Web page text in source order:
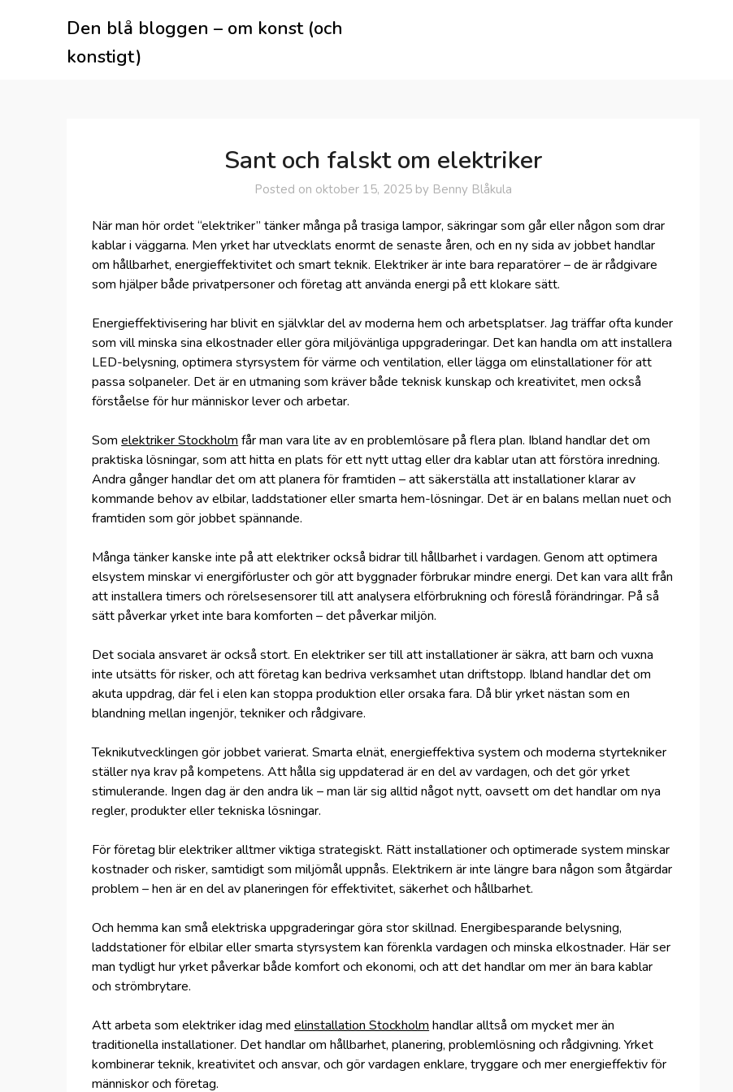
Den blå bloggen – om konst (och
konstigt)
Sant och falskt om elektriker
Posted on oktober 15, 2025by Benny Blåkula
När man hör ordet “elektriker” tänker många på trasiga lampor, säkringar som går eller någon som drar
kablar i väggarna. Men yrket har utvecklats enormt de senaste åren, och en ny sida av jobbet handlar
om hållbarhet, energieffektivitet och smart teknik. Elektriker är inte bara reparatörer – de är rådgivare
som hjälper både privatpersoner och företag att använda energi på ett klokare sätt.
Energieffektivisering har blivit en självklar del av moderna hem och arbetsplatser. Jag träffar ofta kunder
som vill minska sina elkostnader eller göra miljövänliga uppgraderingar. Det kan handla om att installera
LED-belysning, optimera styrsystem för värme och ventilation, eller lägga om elinstallationer för att
passa solpaneler. Det är en utmaning som kräver både teknisk kunskap och kreativitet, men också
förståelse för hur människor lever och arbetar.
Somelektriker Stockholm får man vara lite av en problemlösare på flera plan. Ibland handlar det om
praktiska lösningar, som att hitta en plats för ett nytt uttag eller dra kablar utan att förstöra inredning.
Andra gånger handlar det om att planera för framtiden – att säkerställa att installationer klarar av
kommande behov av elbilar, laddstationer eller smarta hem-lösningar. Det är en balans mellan nuet och
framtiden som gör jobbet spännande.
Många tänker kanske inte på att elektriker också bidrar till hållbarhet i vardagen. Genom att optimera
elsystem minskar vi energiförluster och gör att byggnader förbrukar mindre energi. Det kan vara allt från
att installera timers och rörelsesensorer till att analysera elförbrukning och föreslå förändringar. På så
sätt påverkar yrket inte bara komforten – det påverkar miljön.
Det sociala ansvaret är också stort. En elektriker ser till att installationer är säkra, att barn och vuxna
inte utsätts för risker, och att företag kan bedriva verksamhet utan driftstopp. Ibland handlar det om
akuta uppdrag, där fel i elen kan stoppa produktion eller orsaka fara. Då blir yrket nästan som en
blandning mellan ingenjör, tekniker och rådgivare.
Teknikutvecklingen gör jobbet varierat. Smarta elnät, energieffektiva system och moderna styrtekniker
ställer nya krav på kompetens. Att hålla sig uppdaterad är en del av vardagen, och det gör yrket
stimulerande. Ingen dag är den andra lik – man lär sig alltid något nytt, oavsett om det handlar om nya
regler, produkter eller tekniska lösningar.
För företag blir elektriker alltmer viktiga strategiskt. Rätt installationer och optimerade system minskar
kostnader och risker, samtidigt som miljömål uppnås. Elektrikern är inte längre bara någon som åtgärdar
problem – hen är en del av planeringen för effektivitet, säkerhet och hållbarhet.
Och hemma kan små elektriska uppgraderingar göra stor skillnad. Energibesparande belysning,
laddstationer för elbilar eller smarta styrsystem kan förenkla vardagen och minska elkostnader. Här ser
man tydligt hur yrket påverkar både komfort och ekonomi, och att det handlar om mer än bara kablar
och strömbrytare.
Att arbeta som elektriker idag medelinstallation Stockholm handlar alltså om mycket mer än
traditionella installationer. Det handlar om hållbarhet, planering, problemlösning och rådgivning. Yrket
kombinerar teknik, kreativitet och ansvar, och gör vardagen enklare, tryggare och mer energieffektiv för
människor och företag.